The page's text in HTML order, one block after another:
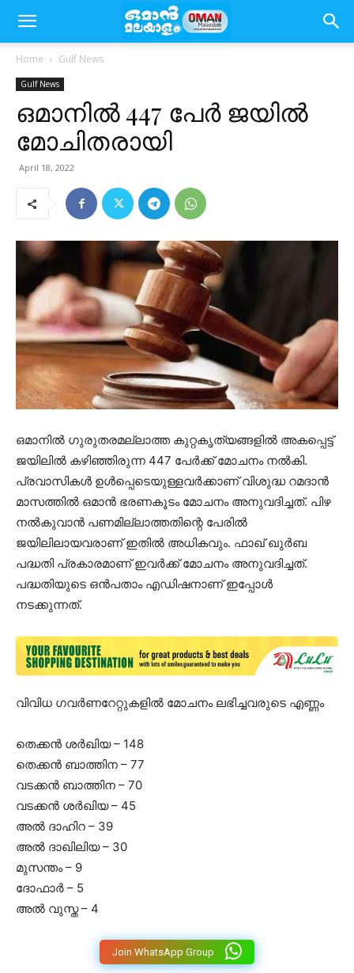
Home Gulf News
Gulf News
ഒമാനിൽ 447 പേർ ജയിൽ
മോചിതരായി
April 18, 2022
ഒമാനിൽ ഗുരുതരമല്ലാത്ത കുറ്റകൃത്യങ്ങളിൽ അകപ്പെട്ട്
ജയിലിൽ കഴിഞ്ഞിരുന്ന 447 പേർക്ക് മോചനം നൽകി.
പ്രവാസികൾ ഉൾപ്പെടെയുള്ളവർക്കാണ് വിശുദ്ധ റമദാൻ
മാസത്തിൽ ഒമാൻ ഭരണകൂടം മോചനം അനുവദിച്ചത്. പിഴ
നൽകുവാൻ പണമില്ലാത്തതിന്റെ പേരിൽ
ജയിലിലായവരാണ് ഇതിൽ അധികവും. ഫാഖ് ഖുർബ
പദ്ധതി പ്രകാരമാണ് ഇവർക്ക് മോചനം അനുവദിച്ചത്.
പദ്ധതിയുടെ ഒൻപതാം എഡിഷനാണ് ഇപ്പോൾ
നടക്കുന്നത്.
വിവിധ ഗവർണറേറ്റുകളിൽ മോചനം ലഭിച്ചവരുടെ എണ്ണം
തെക്കൻ ശർഖിയ – 148
തെക്കൻ ബാത്തിന – 77
വടക്കൻ ബാത്തിന – 70
വടക്കൻ ശർഖിയ – 45
അൽ ദാഹിറ – 39
അൽ ദാഖിലിയ – 30
മുസന്തം – 9
ദോഫാർ – 5
അൽ വുസ്ത – 4
Join WhatsApp Group